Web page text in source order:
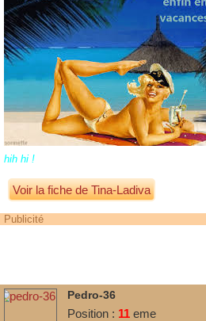
hih hi !
Voir la fiche de Tina-Ladiva
Publicité
Pedro-36
Position : 11 eme